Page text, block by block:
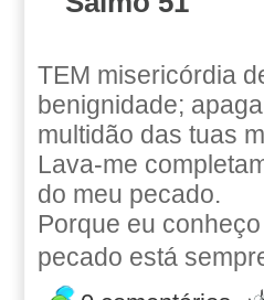
TEM misericórdia
benignidade;
multidão das tuas
Lava-me
do meu pecado.
Porque eu
pecado está